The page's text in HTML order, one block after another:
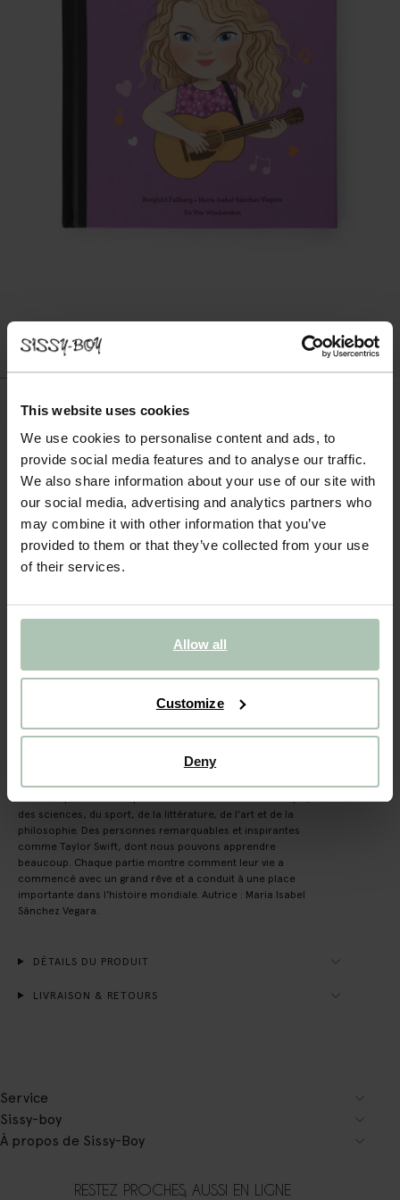
This website uses cookies
We use cookies to personalise content and ads, to
provide social media features and to analyse our traffic.
We also share information about your use of our site with
our social media, advertising and analytics partners who
may combine it with other information that you’ve
provided to them or that they’ve collected from your use
of their services.
Allow all
Customize
Deny
Livre Little people, Big dreams Taylor Swift
16.99
Sous 30 minutes par e-mail
AJOUTER AU PANIER
Livraison rapide
DESCRIPTION
Ce livre pour enfant fait partie de la série ‘Little People, BIG
des sciences, du sport, de la littérature, de l'art et de la
philosophie. Des personnes remarquables et inspirantes
comme Taylor Swift, dont nous pouvons apprendre
beaucoup. Chaque partie montre comment leur vie a
commencé avec un grand rêve et a conduit à une place
importante dans l'histoire mondiale. Autrice : Maria Isabel
Sánchez Vegara.
DÉTAILS DU PRODUIT
LIVRAISON & RETOURS
Service
Sissy-boy
À propos de Sissy-Boy
RESTEZ PROCHES, AUSSI EN LIGNE